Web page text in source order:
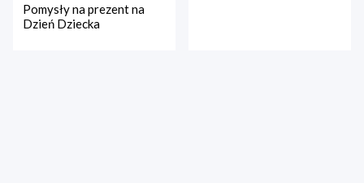
Pomysły na prezent na
Dzień Dziecka